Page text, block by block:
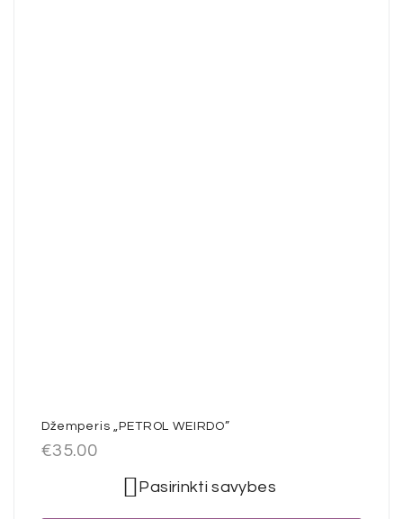
Džemperis „PETROL WEIRDO”
€35.00
Pasirinkti savybes